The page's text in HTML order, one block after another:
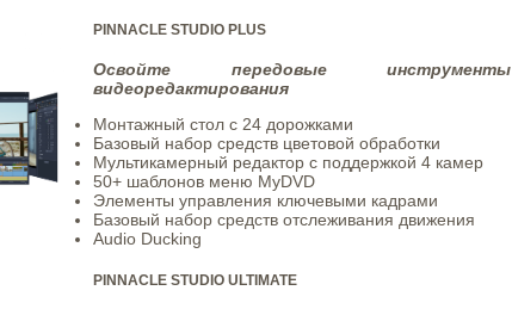
PINNACLE STUDIO PLUS
Освойте передовые инструменты
видеоредактирования
Монтажный стол с 24 дорожками
Базовый набор средств цветовой обработки
Мультикамерный редактор с поддержкой 4 камер
50+ шаблонов меню MyDVD
Элементы управления ключевыми кадрами
Базовый набор средств отслеживания движения
Audio Ducking
PINNACLE STUDIO ULTIMATE